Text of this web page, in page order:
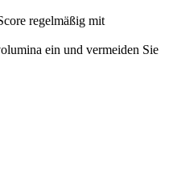
regelmäßig mit
ein und vermeiden Sie